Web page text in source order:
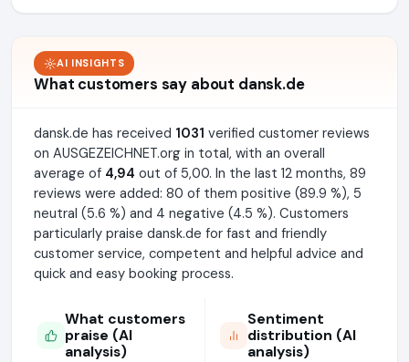
AI INSIGHTS
What customers say about dansk.de
dansk.de has received 1031 verified customer reviews
on AUSGEZEICHNET.org in total, with an overall
average of 4,94 out of 5,00. In the last 12 months, 89
reviews were added: 80 of them positive (89.9 %), 5
neutral (5.6 %) and 4 negative (4.5 %). Customers
particularly praise dansk.de for fast and friendly
customer service, competent and helpful advice and
quick and easy booking process.
What customers
praise (AI
analysis)
Sentiment
distribution (AI
analysis)